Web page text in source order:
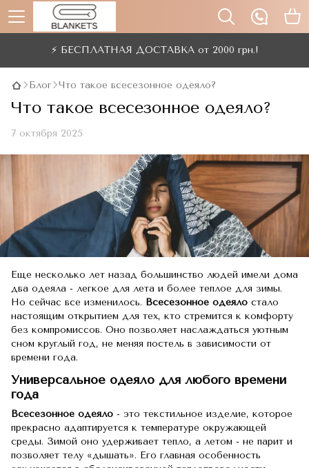
⚡ БЕСПЛАТНАЯ ДОСТАВКА от 2000 грн.!
Блог Что такое всесезонное одеяло?
Что такое всесезонное одеяло?
7 октября 2025
Еще несколько лет назад большинство людей имели дома
два одеяла - легкое для лета и более теплое для зимы.
Но сейчас все изменилось. Всесезонное одеяло стало
настоящим открытием для тех, кто стремится к комфорту
без компромиссов. Оно позволяет наслаждаться уютным
сном круглый год, не меняя постель в зависимости от
времени года.
Универсальное одеяло для любого времени
года
Всесезонное одеяло - это текстильное изделие, которое
прекрасно адаптируется к температуре окружающей
среды. Зимой оно удерживает тепло, а летом - не парит и
позволяет телу «дышать». Его главная особенность